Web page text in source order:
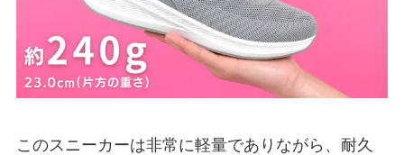
このスニーカーは非常に軽量でありながら、耐久